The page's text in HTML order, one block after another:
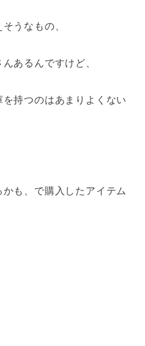
うなもの、
あるんですけど、
持つのはあまりよくない
も、で購入したアイテム